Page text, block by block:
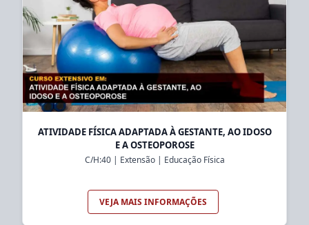
ATIVIDADE FÍSICA ADAPTADA À GESTANTE, AO IDOSO
E A OSTEOPOROSE
C/H:40| Extensão| Educação Física
VEJA MAIS INFORMAÇÕES